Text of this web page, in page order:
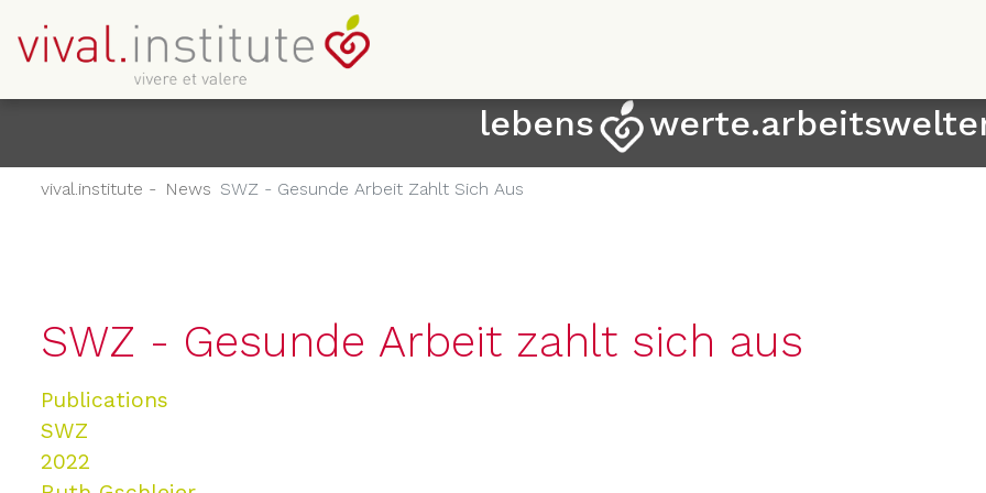
lebens
vival.institute - News SWZ - Gesunde Arbeit Zahlt Sich Aus
SWZ - Gesunde Arbeit zahlt sich aus
Publications
SWZ
2022